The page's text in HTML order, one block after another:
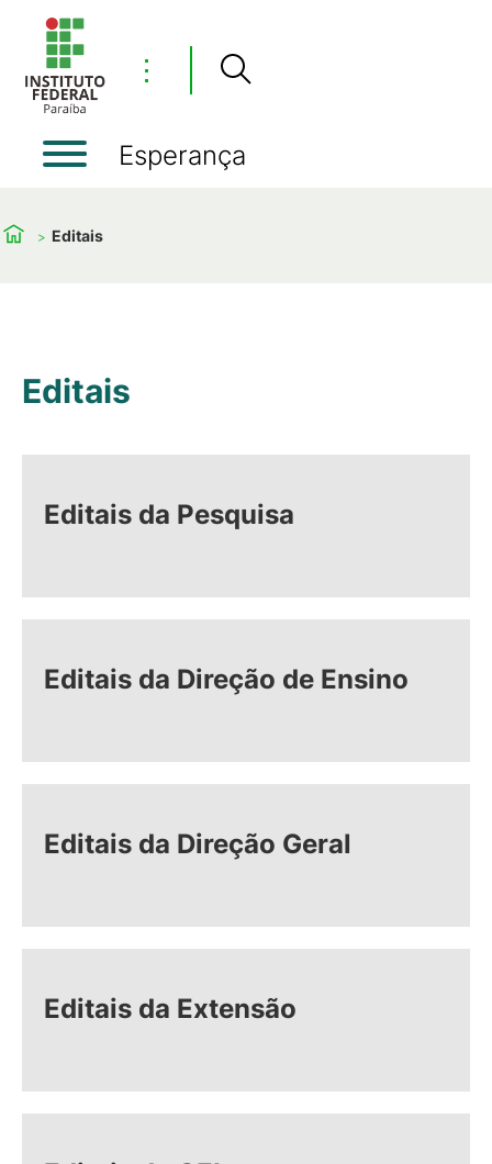
⋮
Esperança
Editais
Editais
Editais da Pesquisa
Editais da Direção de Ensino
Editais da Direção Geral
Editais da Extensão